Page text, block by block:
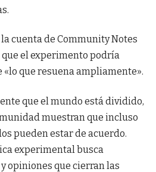
cuenta de Community Notes
el experimento podría
que resuena ampliamente».
que el mundo está dividido,
muestran que incluso
pueden estar de acuerdo.
experimental busca
opiniones que cierran las